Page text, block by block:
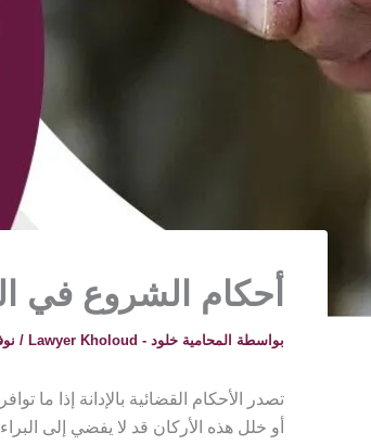
أحكام الشروع في
بواسطة المحامية خلود - Lawyer Kholoud /
تصدر الأحكام القضائية بالإدانة إذا ما
أو خلل هذه الأركان قد لا يفضي إلى